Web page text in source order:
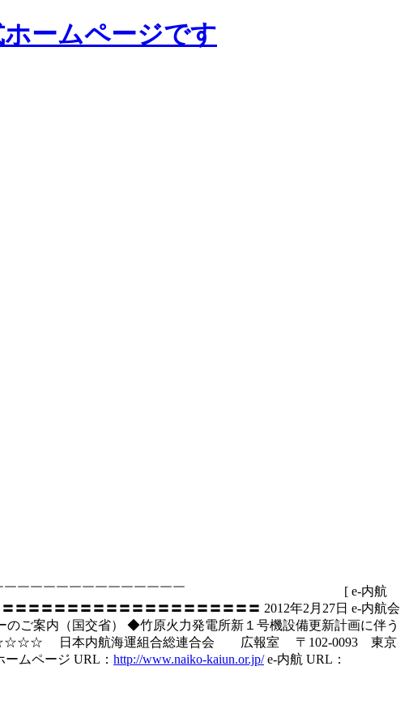
ームページです
￣￣￣￣￣￣￣￣￣￣￣￣￣￣￣￣￣￣￣￣￣ [ e-内航
〓〓〓〓〓〓〓〓〓〓〓〓〓〓〓〓〓〓 2012年2月27日 e-内航会
ご案内（国交省） ◆竹原火力発電所新１号機設備更新計画に伴う
日本内航海運組合総連合会 広報室 〒102-0093 東京
ームページ URL： http://www.naiko-kaiun.or.jp/e-内航 URL：